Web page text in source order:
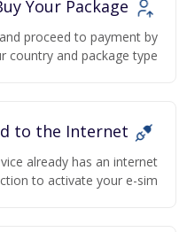
proceed to payment by
country and package type.
already has an internet
to activate your e-sim